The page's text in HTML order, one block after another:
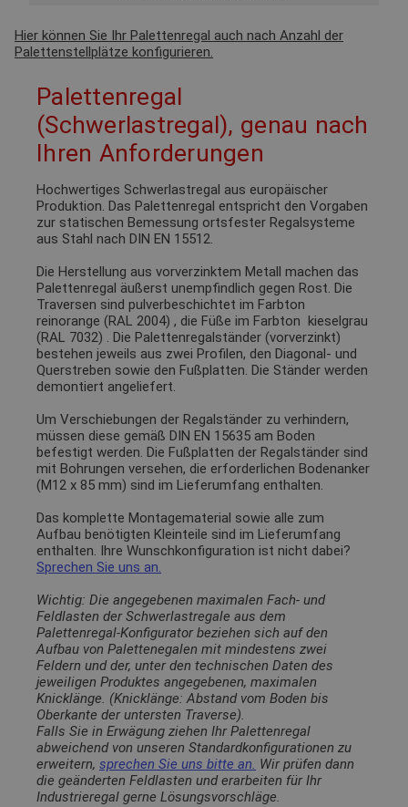
Hier können Sie Ihr Palettenregal auch nach Anzahl der
Palettenstellplätze konfigurieren.
Palettenregal
(Schwerlastregal), genau nach
Ihren Anforderungen
Hochwertiges Schwerlastregal aus europäischer
Produktion. Das Palettenregal entspricht den Vorgaben
zur statischen Bemessung ortsfester Regalsysteme
aus Stahl nach DIN EN 15512.
Die Herstellung aus vorverzinktem Metall machen das
Palettenregal äußerst unempfindlich gegen Rost. Die
Traversen sind pulverbeschichtet im Farbton
reinorange (RAL 2004) , die Füße im Farbton
kieselgrau
(RAL 7032) . Die Palettenregalständer (vorverzinkt)
bestehen jeweils aus zwei Profilen, den Diagonal- und
Querstreben sowie den Fußplatten. Die Ständer werden
demontiert angeliefert.
Um Verschiebungen der Regalständer zu verhindern,
müssen diese gemäß DIN EN 15635 am Boden
befestigt werden. Die Fußplatten der Regalständer sind
mit Bohrungen versehen, die erforderlichen Bodenanker
(M12 x 85 mm) sind im Lieferumfang enthalten.
Das komplette Montagematerial sowie alle zum
Aufbau benötigten Kleinteile sind im Lieferumfang
enthalten. Ihre Wunschkonfiguration ist nicht dabei?
Sprechen Sie uns an.
Wichtig: Die angegebenen maximalen Fach- und
Feldlasten der Schwerlastregale aus dem
Palettenregal-Konfigurator beziehen sich auf den
Aufbau von Palettenegalen mit mindestens zwei
Feldern und der, unter den technischen Daten des
jeweiligen Produktes angegebenen, maximalen
Knicklänge. (Knicklänge: Abstand vom Boden bis
Oberkante der untersten Traverse).
Falls Sie in Erwägung ziehen Ihr Palettenregal
abweichend von unseren Standardkonfigurationen zu
erweitern, sprechen Sie uns bitte an. Wir prüfen dann
die geänderten Feldlasten und erarbeiten für Ihr
Industrieregal gerne Lösungsvorschläge.